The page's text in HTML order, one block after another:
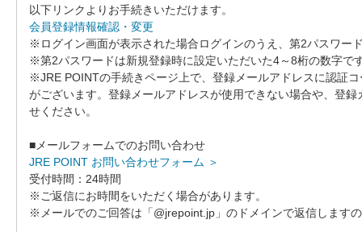
以下リンクよりお手続きいただけます。
会員登録情報確認・変更
※ログイン画面が表示された場合ログインのうえ、第2パスワー
※第2パスワードは新規登録時に設定いただいた4～8桁の数字で
※JRE POINTの手続きページ上で、登録メールアドレスに認証
がございます。登録メールアドレスが使用できない場合や、登
せください。
■メールフォームでのお問い合わせ
JRE POINT お問い合わせフォーム ＞
受付時間：24時間
※ご返信にお時間をいただく場合があります。
※メールでのご回答は「@jrepoint.jp」のドメインで返信します